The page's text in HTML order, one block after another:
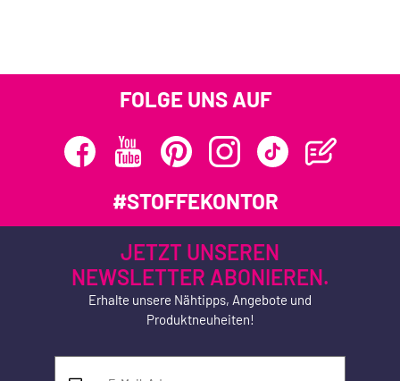
FOLGE UNS AUF
#STOFFEKONTOR
JETZT UNSEREN
NEWSLETTER ABONIEREN.
Erhalte unsere Nähtipps, Angebote und
Produktneuheiten!